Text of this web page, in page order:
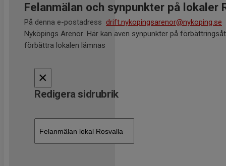
Felanmälan och synpunkter på lokaler
På denna e-postadress drift.nykopingsarenor@nykoping.se
Nyköpings Arenor. Här kan även synpunkter på
förbättra lokalen lämnas
×
Redigera sidrubrik